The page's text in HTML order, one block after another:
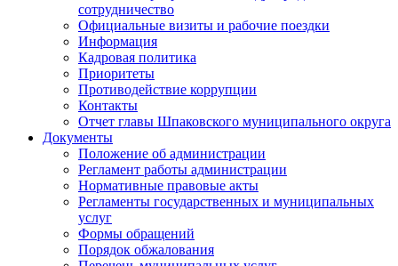
сотрудничество
Официальные визиты и рабочие поездки
Информация
Кадровая политика
Приоритеты
Противодействие коррупции
Контакты
Отчет главы Шпаковского муниципального округа
Документы
Положение об администрации
Регламент работы администрации
Нормативные правовые акты
Регламенты государственных и муниципальных
услуг
Формы обращений
Порядок обжалования